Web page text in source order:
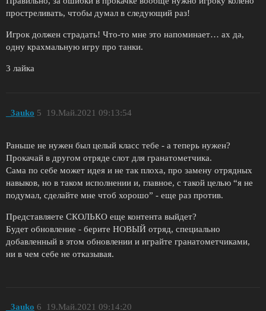
простреливать, чтобы думал в следующий раз!
Игрок должен страдать! Что-то мне это напоминает… ах да,
одну крахмальную игру про танки.
3 лайка
_3auko 19.Май.2021 09:13:54
5
Раньше не нужен был целый класс тебе - а теперь нужен?
Прокачай в другом отряде слот для гранатометчика.
Сама по себе может идея и не так плоха, про замену отрядных
навыков, но в таком исполнении и, главное, с такой целью “я не
подумал, сделайте мне чтоб хорошо” - еще раз против.
Представляете СКОЛЬКО еще контента выйдет?
Будет обновление - берите НОВЫЙ отряд, специально
добавленный в этом обновлении и играйте гранатометчиками,
ни в чем себе не отказывая.
_3auko 19.Май.2021 09:14:20
6